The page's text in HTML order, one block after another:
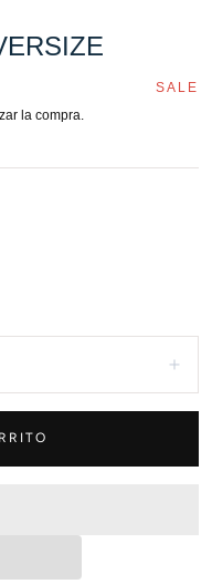
SALE
la compra.